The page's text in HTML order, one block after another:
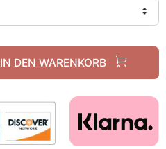
IN DEN WARENKORB